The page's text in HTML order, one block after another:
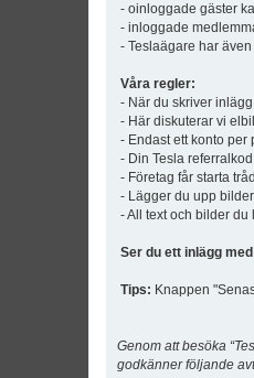
- oinloggade gäster
- inloggade
- Teslaägare har
Våra regler:
- När du skriver inlägg
- Här diskuterar vi
- Endast ett konto per
- Din Tesla
- Företag får starta
- Lägger du upp
- All text och bilder
Ser du ett inlägg
Tips: Knappen
Genom att besöka
godkänner följande